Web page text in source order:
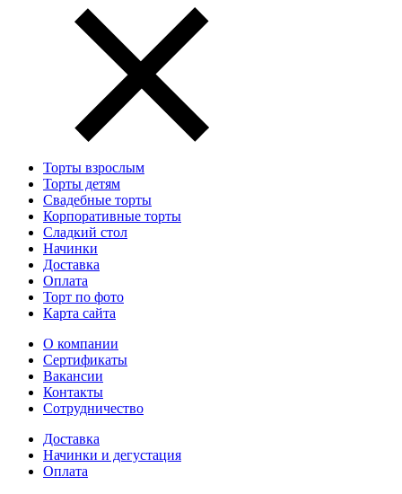
Торты взрослым
Торты детям
Свадебные торты
Корпоративные торты
Сладкий стол
Начинки
Доставка
Оплата
Торт по фото
Карта сайта
О компании
Сертификаты
Вакансии
Контакты
Сотрудничество
Доставка
Начинки и дегустация
Оплата